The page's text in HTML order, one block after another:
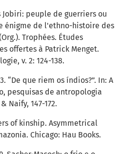
Jobiri: peuple de guerriers ou
énigme de l'ethno-histoire des
Trophées. Études
offertes à Patrick Menget.
v. 2: 124-138.
“De que riem os índios?”. In: A
pesquisas de antropologia
Naify, 147-172.
of kinship. Asymmetrical
Chicago: Hau Books.